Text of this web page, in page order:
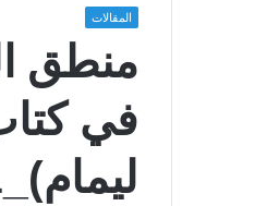
المقالات
منطق
في
ليمام)_1_